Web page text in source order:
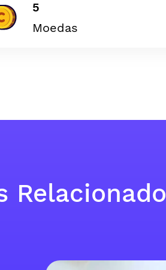
5
Moedas